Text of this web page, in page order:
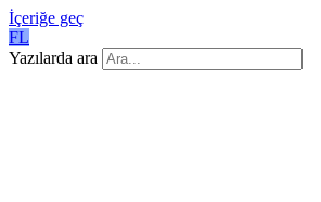
İçeriğe geç
FL
Yazılarda ara